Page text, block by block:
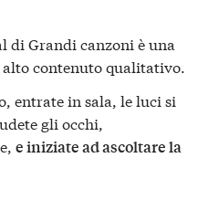
di Grandi canzoni è una
contenuto qualitativo.
entrate in sala, le luci si
gli occhi,
e iniziate ad ascoltare la